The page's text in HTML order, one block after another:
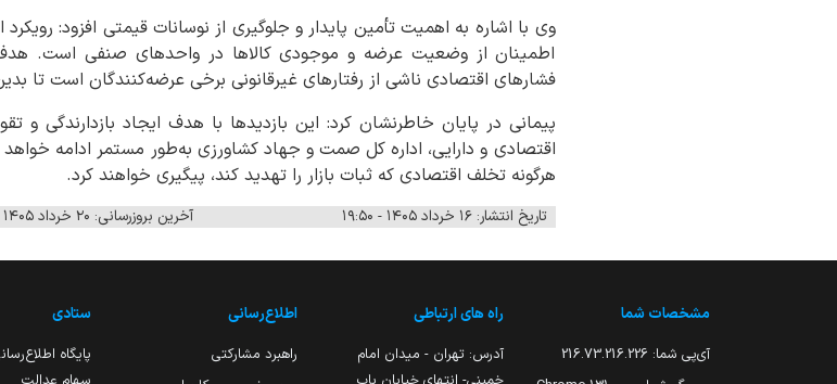
وی با اشاره به اهمیت تأمین پایدار و جلوگیری از نوسانات قیمتی افزود:
اطمینان از وضعیت عرضه و موجودی کالاها در واحدهای صنفی است.
فشارهای اقتصادی ناشی از رفتارهای غیرقانونی برخی عرضه‌کنندگان است تا
پیمانی در پایان خاطرنشان کرد: این بازدیدها با هدف ایجاد بازدارندگی و
اقتصادی و دارایی، اداره کل صمت و جهاد کشاورزی به‌طور مستمر ادامه
هرگونه تخلف اقتصادی که ثبات بازار را تهدید کند، پیگیری خواهند کرد.
تاریخ انتشار: ۱۶ خرداد ۱۴۰۵ - ۱۹:۵۰ آخرین بروزرسانی: ۲۰ خرداد ۱۴۰۵ - ۰۸:۵۵
مشخصات شما
آی‌پی شما: 216.73.216.226
راه های ارتباطی
آدرس: تهران - میدان امام
اطلاع‌رسانی
راهبرد مشارکتی
ستادی
پایگاه